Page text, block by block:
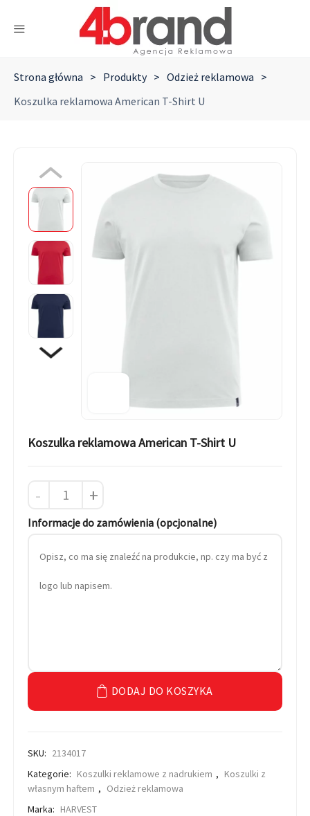
Strona główna > Produkty > Odzież reklamowa >
Koszulka reklamowa American T-Shirt U
Koszulka reklamowa American T-Shirt U
- +
Informacje do zamówienia (opcjonalne)
DODAJ DO KOSZYKA
SKU: 2134017
Kategorie: Koszulki reklamowe z nadrukiem , Koszulki z
własnym haftem , Odzież reklamowa
Marka: HARVEST